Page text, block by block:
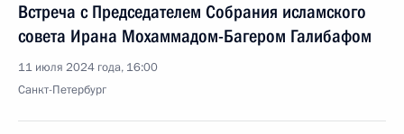
Встреча с Председателем Собрания исламского
совета Ирана Мохаммадом-Багером Галибафом
11 июля 2024 года, 16:00
Санкт-Петербург